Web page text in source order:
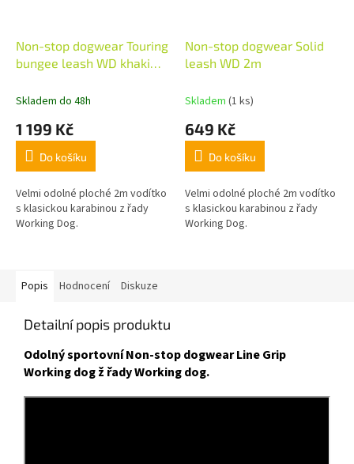
Non-stop dogwear Touring
bungee leash WD khaki
Skladem do 48h
1 199 Kč
Do košíku
Velmi odolné ploché 2m vodítko
s klasickou karabinou z řady
Working Dog.
Non-stop dogwear Solid
leash WD 2m
Skladem (1 ks)
649 Kč
Do košíku
Velmi odolné ploché 2m vodítko
s klasickou karabinou z řady
Working Dog.
Popis Hodnocení Diskuze
Detailní popis produktu
Odolný sportovní Non-stop dogwear Line Grip
Working dog ž řady Working dog.